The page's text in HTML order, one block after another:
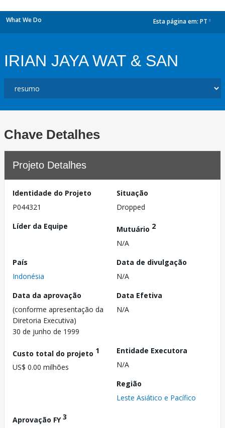
What We Do Esta página em: PT
IRIAN JAYA WAT & SAN
Chave Detalhes
Projeto Detalhes
Identidade do Projeto
P044321
Situação
Dropped
Líder da Equipe
Mutuário 2
N/A
País
Indonésia
Data de divulgação
N/A
Data da aprovação
(conforme apresentação da
Diretoria Executiva)
30 de junho de 1999
Data Efetiva
N/A
Custo total do projeto 1
US$ 0.00 milhões
Entidade Executora
N/A
Região
Leste Asiático e Pacífico
Aprovação FY3